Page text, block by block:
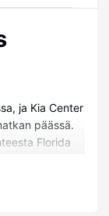
ja Kia Center
päässä.
Florida